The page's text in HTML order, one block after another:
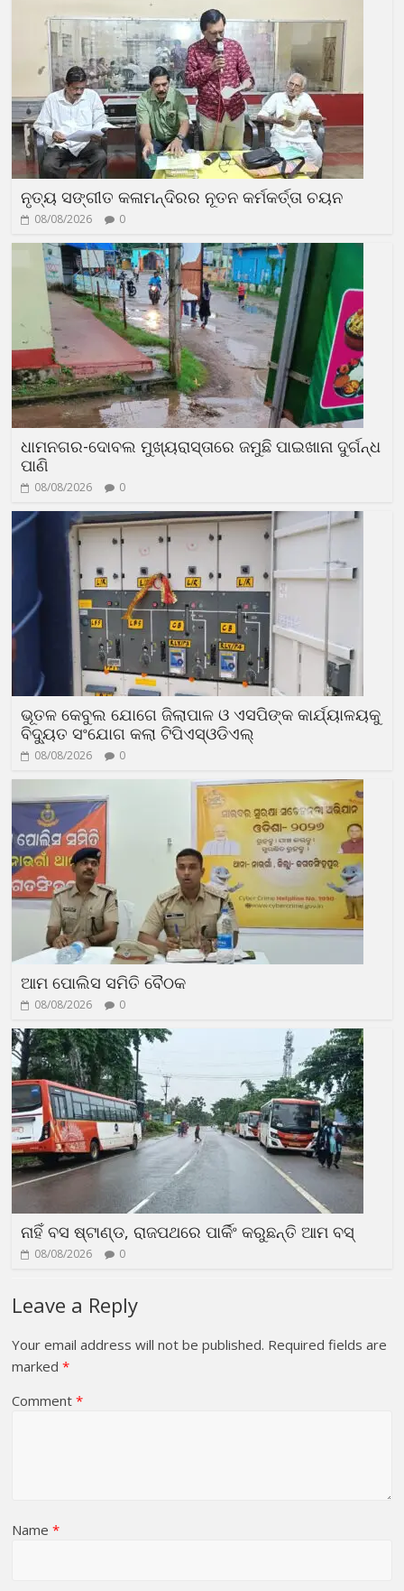
ନୃତ୍ୟ ସଙ୍ଗୀତ କଳାମନ୍ଦିରର ନୂତନ କର୍ମକର୍ତ୍ତା ଚୟନ
08/08/2026 0
ଧାମନଗର-ଦୋବଲ ମୁଖ୍ୟରାସ୍ତାରେ ଜମୁଛି ପାଇଖାନା ଦୁର୍ଗନ୍ଧ
ପାଣି
08/08/2026 0
ଭୂତଳ କେବୁଲ ଯୋଗେ ଜିଲାପାଳ ଓ ଏସପିଙ୍କ କାର୍ଯ୍ୟାଳୟକୁ
ବିଦ୍ୟୁତ ସଂଯୋଗ କଲା ଟିପିଏସ୍ଓଡିଏଲ୍
08/08/2026 0
ଆମ ପୋଲିସ ସମିତି ବୈଠକ
08/08/2026 0
ନାହିଁ ବସ ଷ୍ଟାଣ୍ଡ, ରାଜପଥରେ ପାର୍କିଂ କରୁଛନ୍ତି ଆମ ବସ୍
08/08/2026 0
Leave a Reply
Your email address will not be published. Required fields are
marked*
Comment*
Name*